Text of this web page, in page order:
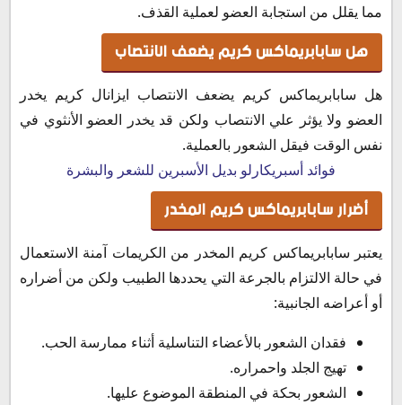
مما يقلل من استجابة العضو لعملية القذف.
هل سابابريماكس كريم يضعف الانتصاب
هل سابابريماكس كريم يضعف الانتصاب ايزانال كريم يخدر
العضو ولا يؤثر علي الانتصاب ولكن قد يخدر العضو الأنثوي في
نفس الوقت فيقل الشعور بالعملية.
فوائد أسبريكارلو بديل الأسبرين للشعر والبشرة
أضرار سابابريماكس كريم المخدر
يعتبر سابابريماكس كريم المخدر من الكريمات آمنة الاستعمال
في حالة الالتزام بالجرعة التي يحددها الطبيب ولكن من أضراره
أو أعراضه الجانبية:
فقدان الشعور بالأعضاء التناسلية أثناء ممارسة الحب.
تهيج الجلد واحمراره.
الشعور بحكة في المنطقة الموضوع عليها.